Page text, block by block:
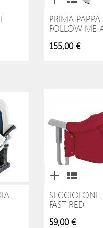
PRIMA PAPPA
FOLLOW ME
155,00 €
SEGGIOLONE
FAST RED
59,00 €